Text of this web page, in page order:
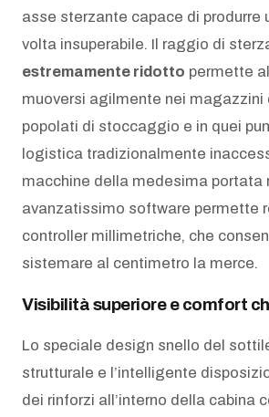
asse sterzante capace di produrre
volta insuperabile. Il raggio di
estremamente ridotto permette
muoversi agilmente nei magazzini
popolati di stoccaggio e in quei
logistica tradizionalmente
macchine della medesima portata
avanzatissimo software permette
controller millimetriche, che
sistemare al centimetro la merce.
Visibilità superiore e comfort
Lo speciale design snello del
strutturale e l’intelligente
dei rinforzi all’interno della cabina